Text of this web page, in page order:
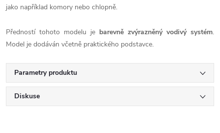
jako například komory nebo chlopně.
Předností tohoto modelu je barevně zvýrazněný vodivý systém.
Model je dodáván včetně praktického podstavce.
Parametry produktu
Diskuse